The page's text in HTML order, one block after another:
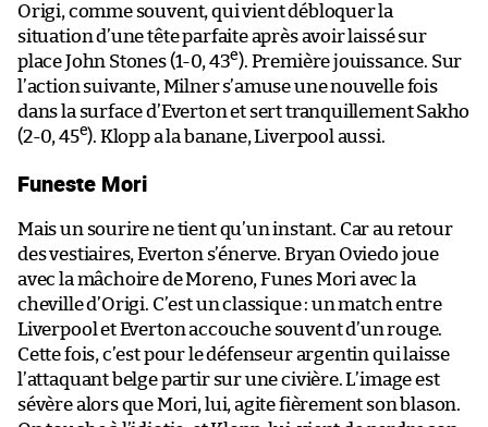
Origi, comme souvent, qui vient débloquer la
situation d’une tête parfaite après avoir laissé sur
place John Stones (1-0, 43e). Première jouissance. Sur
l’action suivante, Milner s’amuse une nouvelle fois
dans la surface d’Everton et sert tranquillement Sakho
(2-0, 45e). Klopp a la banane, Liverpool aussi.
Funeste Mori
Mais un sourire ne tient qu’un instant. Car au retour
des vestiaires, Everton s’énerve. Bryan Oviedo joue
avec la mâchoire de Moreno, Funes Mori avec la
cheville d’Origi. C’est un classique : un match entre
Liverpool et Everton accouche souvent d’un rouge.
Cette fois, c’est pour le défenseur argentin qui laisse
l’attaquant belge partir sur une civière. L’image est
sévère alors que Mori, lui, agite fièrement son blason.